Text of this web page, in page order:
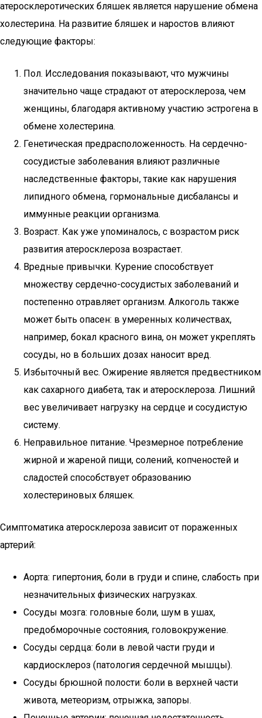
атеросклеротических бляшек является нарушение обмена
холестерина. На развитие бляшек и наростов влияют
следующие факторы:
Пол. Исследования показывают, что мужчины
значительно чаще страдают от атеросклероза, чем
женщины, благодаря активному участию эстрогена в
обмене холестерина.
Генетическая предрасположенность. На сердечно-
сосудистые заболевания влияют различные
наследственные факторы, такие как нарушения
липидного обмена, гормональные дисбалансы и
иммунные реакции организма.
Возраст. Как уже упоминалось, с возрастом риск
развития атеросклероза возрастает.
Вредные привычки. Курение способствует
множеству сердечно-сосудистых заболеваний и
постепенно отравляет организм. Алкоголь также
может быть опасен: в умеренных количествах,
например, бокал красного вина, он может укреплять
сосуды, но в больших дозах наносит вред.
Избыточный вес. Ожирение является предвестником
как сахарного диабета, так и атеросклероза. Лишний
вес увеличивает нагрузку на сердце и сосудистую
систему.
Неправильное питание. Чрезмерное потребление
жирной и жареной пищи, солений, копченостей и
сладостей способствует образованию
холестериновых бляшек.
Симптоматика атеросклероза зависит от пораженных
артерий:
Аорта: гипертония, боли в груди и спине, слабость при
незначительных физических нагрузках.
Сосуды мозга: головные боли, шум в ушах,
предобморочные состояния, головокружение.
Сосуды сердца: боли в левой части груди и
кардиосклероз (патология сердечной мышцы).
Сосуды брюшной полости: боли в верхней части
живота, метеоризм, отрыжка, запоры.